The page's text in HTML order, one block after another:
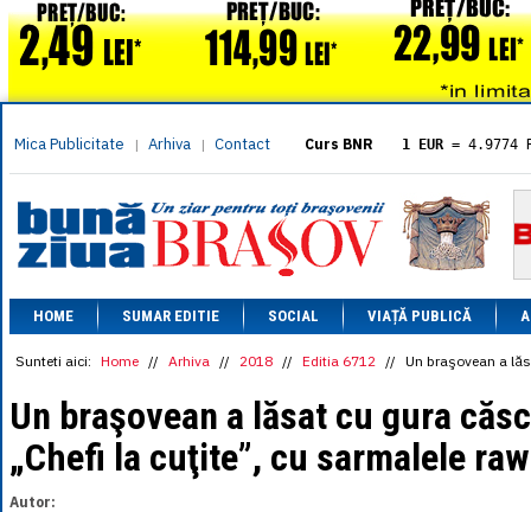
Mica Publicitate | Arhiva | Contact Curs BNR 1 EUR = 4.9774
= 5.8304
1 XAU= 464.4611
1 AED= 1.1933
1 AUD= 2.7957
1 BGN= 2.5449
1 CAD= 3.1559
1 CHF= 5.2813
1 CNY= 0.6015
= 0.6668
1 EGP= 0.0860
1 HUF= 1.2223
1 INR
= 0.0513
HOME SUMAR EDITIE SOCIAL VIAȚĂ PUBLICĂ
Sunteti aici: Home // Arhiva // 2018 // Editia 6712 // Un braşovean a
Un braşovean a lăsat cu gura
„Chefi la cuţite”, cu sarmalele
Autor: